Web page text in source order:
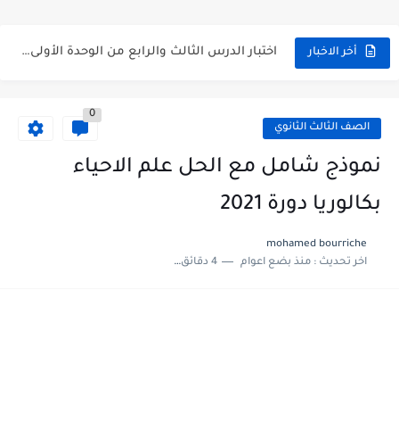
أخر الاخبار اختبار الدرس الثالث والرابع من الوحدة الأولى مع الحل في...
سلم تصحيح مادة اللغة العربية لشهادة التعليم الاساسي والاعدادية الشرعية...
حل أسئلة الكيمياء بكالوريا علمي دورة 2026
الصف الثالث الثانوي
0
نموذج شامل مع الحل علم الاحياء
بكالوريا دورة 2021
mohamed bourriche
اخر تحديث :منذ بضع اعوام 4 دقائق للقراءة